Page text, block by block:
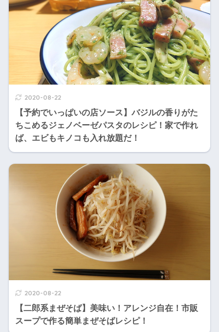
2020-08-22
【予約でいっぱいの店ソース】バジルの香りがた
ちこめるジェノベーゼパスタのレシピ！家で作れ
ば、エビもキノコも入れ放題だ！
2020-08-22
【二郎系まぜそば】美味い！アレンジ自在！市販
スープで作る簡単まぜそばレシピ！